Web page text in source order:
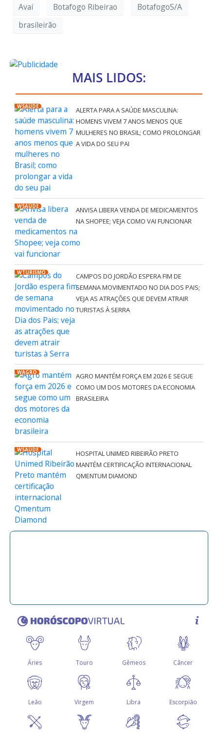
Avaí Botafogo Ribeirao
BotafogoS/A
brasileirão
MAIS LIDOS:
WSAÚDE
ALERTA PARA A SAÚDE MASCULINA:
HOMENS VIVEM 7 ANOS MENOS QUE
MULHERES NO BRASIL; COMO PROLONGAR
A VIDA DO SEU PAI
WSAÚDE
ANVISA LIBERA VENDA DE MEDICAMENTOS
NA SHOPEE; VEJA COMO VAI FUNCIONAR
WTURISMO
CAMPOS DO JORDÃO ESPERA FIM DE
SEMANA MOVIMENTADO NO DIA DOS PAIS;
VEJA AS ATRAÇÕES QUE DEVEM ATRAIR
TURISTAS À SERRA
WAGRO
AGRO MANTÉM FORÇA EM 2026 E SEGUE
COMO UM DOS MOTORES DA ECONOMIA
BRASILEIRA
WSAÚDE
HOSPITAL UNIMED RIBEIRÃO PRETO
MANTÉM CERTIFICAÇÃO INTERNACIONAL
QMENTUM DIAMOND